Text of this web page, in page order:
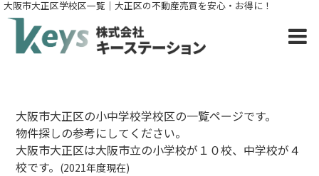
大阪市大正区学校区一覧｜大正区の不動産売買を安心・お得に！
大阪市大正区の小中学校学校区の一覧ページです。
物件探しの参考にしてください。
大阪市大正区は大阪市立の小学校が１０校、中学校が４
校です。 (2021年度現在)